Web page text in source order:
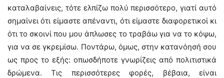
καταλαβαίνεις, τότε ελπίζω πολύ περισσότερο, γιατί αυτό
σημαίνει ότι είμαστε απέναντι, ότι είμαστε διαφορετικοί κι
ότι το σκοινί που μου άπλωσες το τραβάω για να το κόψω,
για να σε γκρεμίσω. Ποντάρω, όμως, στην κατανόησή σου
ως προς το εξής: οπωσδήποτε γνωρίζεις από πολιτιστικά
δρώμενα. Τις περισσότερες φορές, βέβαια, είναι